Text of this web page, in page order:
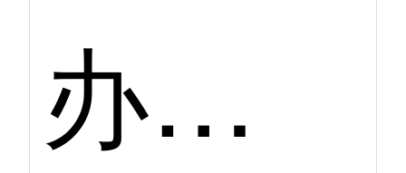
办公自动化（OA）第二季度口碑产品